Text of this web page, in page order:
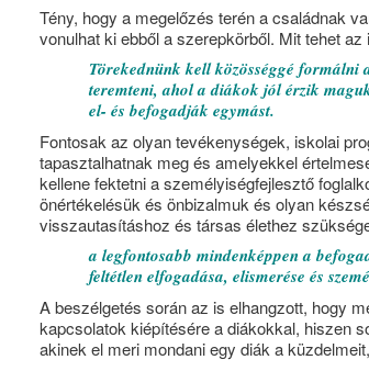
Tény, hogy a megelőzés terén a családnak
vonulhat ki ebből a szerepkörből. Mit tehet
Törekednünk kell közösséggé
teremteni, ahol a diákok jól érzik
el- és befogadják egymást.
Fontosak az olyan tevékenységek, iskolai
tapasztalhatnak meg és amelyekkel
kellene fektetni a személyiségfejlesztő
önértékelésük és önbizalmuk és olyan
visszautasításhoz és társas élethez
a legfontosabb mindenképpen a
feltétlen elfogadása, elismerése és
A beszélgetés során az is elhangzott, hogy
kapcsolatok kiépítésére a diákokkal, hiszen
akinek el meri mondani egy diák a